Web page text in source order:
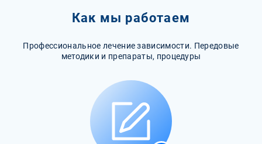
Как мы работаем
Профессиональное лечение зависимости. Передовые
методики и препараты, процедуры